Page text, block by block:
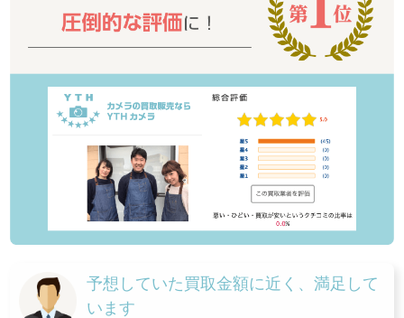
予想していた買取金額に近く、満足して
います